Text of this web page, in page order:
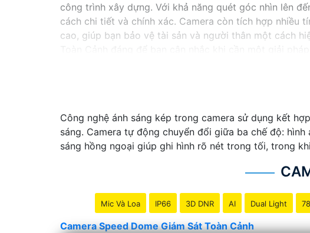
công trình xây dựng. Với khả năng quét góc nhìn lên
cách chi tiết và chính xác. Camera còn tích hợp nhiều
cao, giúp bạn bảo vệ tài sản và người thân một cách
Công nghệ ánh sáng kép trong camera sử dụng kết
sáng. Camera tự động chuyển đổi giữa ba chế độ:
sáng hồng ngoại giúp ghi hình rõ nét trong tối, trong
Mic Và Loa IP66 3D DNR AI Dual Light
Camera Speed Dome Giám Sát Toàn Cảnh